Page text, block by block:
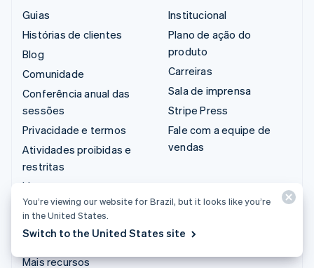
Guias
Histórias de clientes
Blog
Comunidade
Conferência anual das
sessões
Privacidade e termos
Atividades proibidas e
restritas
Licenças
Mapa do site
cookies
Mais recursos
Institucional
Plano de ação do
produto
Carreiras
Sala de imprensa
Stripe Press
Fale com a equipe de
vendas
You’re viewing our website for Brazil, but it looks like you’re
in the United States.
Switch to the United States site